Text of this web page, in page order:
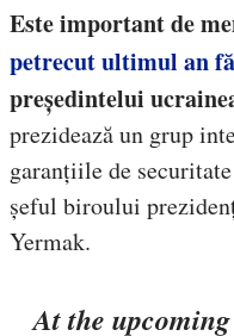
Este important de
petrecut ultimul an
președintelui
prezidează un grup
garanțiile de
șeful biroului
Yermak.
At the